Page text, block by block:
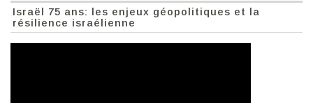
Israël 75 ans: les enjeux géopolitiques et la
résilience israélienne